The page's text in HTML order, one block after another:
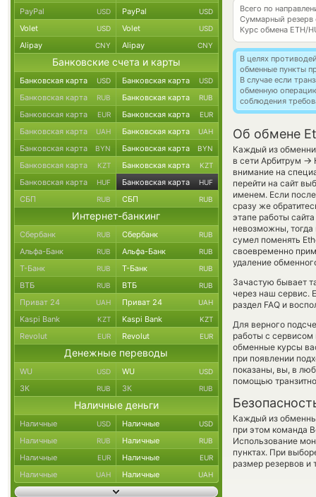
Всего по
Суммарный резерв
Курс обмена ETH/
В целях
обменные пункты
В случае если
обменную
соблюдения
Об обмене
Каждый из
в сети Арбитрум →
внимание на
перейти на сайт
именем. Если
сразу же
этапе работы
невозможны,
сумел поменять
своевременно
удаление
Зачастую бывает
через наш сервис.
раздел FAQ и
Для верного
работы с
обменные курсы
при появлении
показаны, вы, в
помощью
Каждый из
при этом команда
Использование
пунктах. При
размер резервов и
PayPal USD PayPal USD
Volet USD Volet USD
Alipay CNY Alipay CNY
Банковские счета и карты
Банковская карта USD Банковская карта USD
Банковская карта RUB Банковская карта RUB
Банковская карта EUR Банковская карта EUR
Банковская карта UAH Банковская карта UAH
Банковская карта BYN Банковская карта BYN
Банковская карта KZT Банковская карта KZT
Банковская карта HUF Банковская карта HUF
СБП RUB СБП RUB
Интернет-банкинг
Сбербанк RUB Сбербанк RUB
Альфа-Банк RUB Альфа-Банк RUB
Т-Банк RUB Т-Банк RUB
ВТБ RUB ВТБ RUB
Приват 24 UAH Приват 24 UAH
Kaspi Bank KZT Kaspi Bank KZT
Revolut EUR Revolut EUR
Денежные переводы
WU USD WU USD
ЗК RUB ЗК RUB
Наличные деньги
Наличные USD Наличные USD
Наличные RUB Наличные RUB
Наличные EUR Наличные EUR
Наличные UAH Наличные UAH